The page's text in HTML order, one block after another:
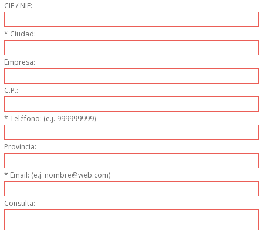
LIMPIEZA
MAQUINARIA CALIENTE
MAQUINARIA DE
ELABORACI�N
MAQUINARIA FRIA
MAQUINARIA DE LIMPIEZA
CIF / NIF:
* Ciudad:
Empresa:
C.P.:
* Teléfono: (e.j. 999999999)
Provincia:
* Email: (e.j. nombre@web.com)
Consulta: